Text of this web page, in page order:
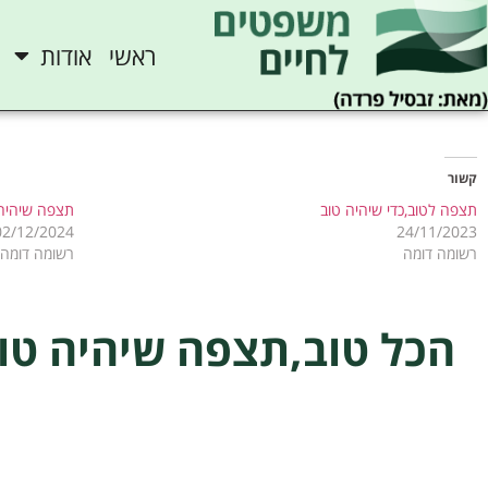
ראשי אודות
קשור
תצפה לטוב,כדי שיהיה טוב
24/11/2023
רשומה דומה
תצפה
12/2024
רשומה דומה
הכל טוב,תצפה שיהיה